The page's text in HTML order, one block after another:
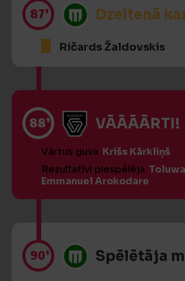
87’ Dzeltenā
Ričards Žaldovskis
88’ VĀĀĀĀRTI!
Vārtus guva Krišs Kārkliņš
Rezultatīvi piespēlēja
Emmanuel Arokodare
90’ Spēlētāja